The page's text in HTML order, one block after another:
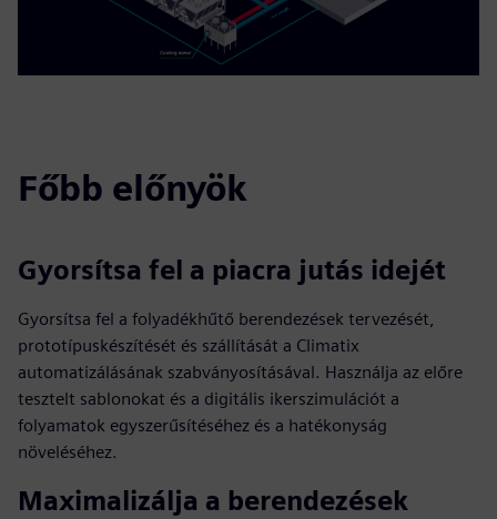
Főbb előnyök
Gyorsítsa fel a piacra jutás idejét
Gyorsítsa fel a folyadékhűtő berendezések tervezését,
prototípuskészítését és szállítását a Climatix
automatizálásának szabványosításával. Használja az előre
tesztelt sablonokat és a digitális ikerszimulációt a
folyamatok egyszerűsítéséhez és a hatékonyság
növeléséhez.
Maximalizálja a berendezések